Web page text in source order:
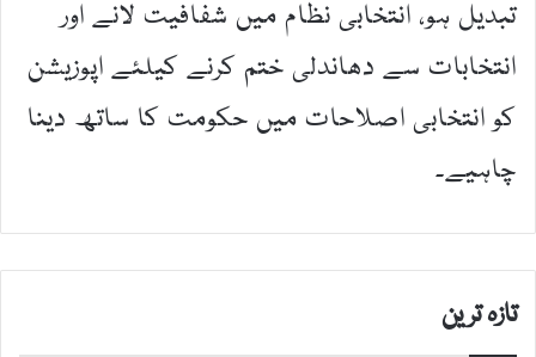
تبدیل ہو، انتخابی نظام میں شفافیت لانے اور
انتخابات سے دھاندلی ختم کرنے کیلئے اپوزیشن
کو انتخابی اصلاحات میں حکومت کا ساتھ دینا
چاہیے۔
تازہ ترین